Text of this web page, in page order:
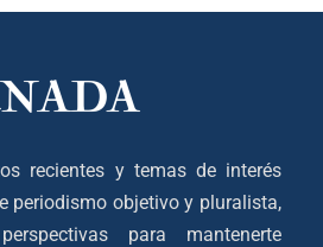
recientes y temas de interés
periodismo objetivo y pluralista,
para mantenerte